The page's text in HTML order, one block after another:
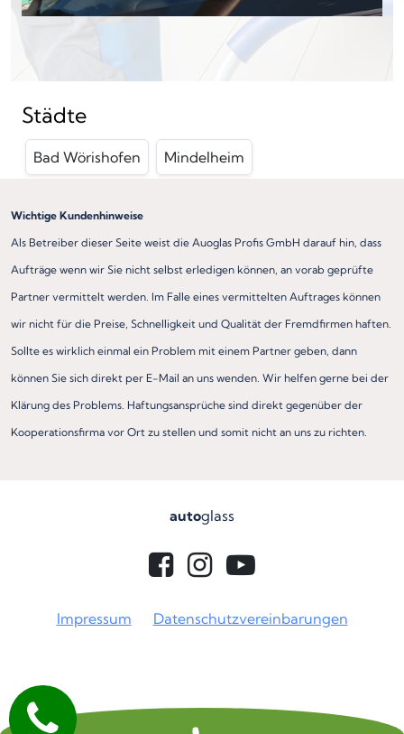
Städte
Bad Wörishofen Mindelheim
Wichtige Kundenhinweise
Als Betreiber dieser Seite weist die Auoglas Profis GmbH darauf hin, dass
Aufträge wenn wir Sie nicht selbst erledigen können, an vorab geprüfte
Partner vermittelt werden. Im Falle eines vermittelten Auftrages können
wir nicht für die Preise, Schnelligkeit und Qualität der Fremdfirmen haften.
Sollte es wirklich einmal ein Problem mit einem Partner geben, dann
können Sie sich direkt per E-Mail an uns wenden. Wir helfen gerne bei der
Klärung des Problems. Haftungsansprüche sind direkt gegenüber der
Kooperationsfirma vor Ort zu stellen und somit nicht an uns zu richten.
autoglass
Impressum Datenschutzvereinbarungen